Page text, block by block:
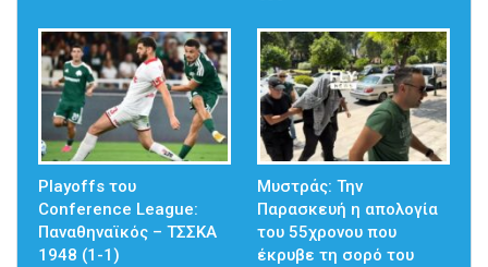
Playoffs του
Conference League:
Παναθηναϊκός – ΤΣΣΚΑ
1948 (1-1)
Μυστράς: Την
Παρασκευή η απολογία
του 55χρονου που
έκρυβε τη σορό του